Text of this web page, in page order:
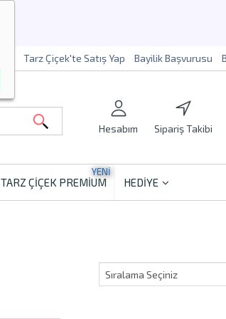
Tarz Çiçek'te Satış Yap Bayilik Başvurusu
Hesabım Sipariş Takibi
TARZ ÇİÇEK PREMİUM
YENİ
HEDİYE